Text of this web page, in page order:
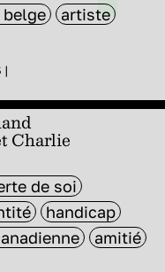
artiste
|
Charlie
de soi
handicap
amitié